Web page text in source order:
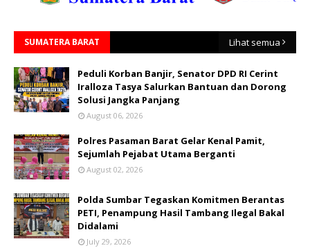
SUMATERA BARAT Lihat semua
Peduli Korban Banjir, Senator DPD RI Cerint
Iralloza Tasya Salurkan Bantuan dan Dorong
Solusi Jangka Panjang
August 06, 2026
Polres Pasaman Barat Gelar Kenal Pamit,
Sejumlah Pejabat Utama Berganti
August 02, 2026
Polda Sumbar Tegaskan Komitmen Berantas
PETI, Penampung Hasil Tambang Ilegal Bakal
Didalami
July 29, 2026